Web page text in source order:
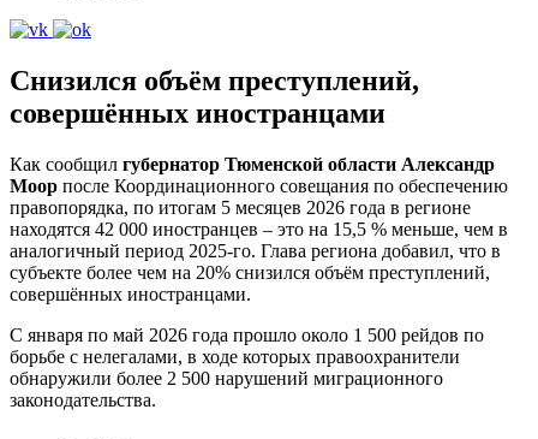
Снизился объём преступлений,
совершённых иностранцами
Как сообщил губернатор Тюменской области Александр
Моор после Координационного совещания по обеспечению
правопорядка, по итогам 5 месяцев 2026 года в регионе
находятся 42 000 иностранцев – это на 15,5 % меньше, чем в
аналогичный период 2025-го. Глава региона добавил, что в
субъекте более чем на 20% снизился объём преступлений,
совершённых иностранцами.
С января по май 2026 года прошло около 1 500 рейдов по
борьбе с нелегалами, в ходе которых правоохранители
обнаружили более 2 500 нарушений миграционного
законодательства.